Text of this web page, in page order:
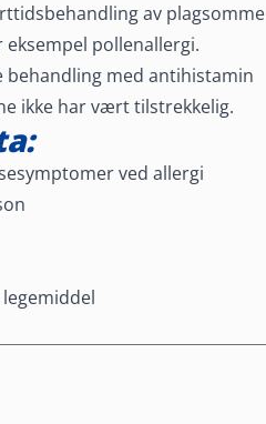
av plagsomme
pollenallergi.
behandling med antihistamin
ikke har vært tilstrekkelig.
ved allergi